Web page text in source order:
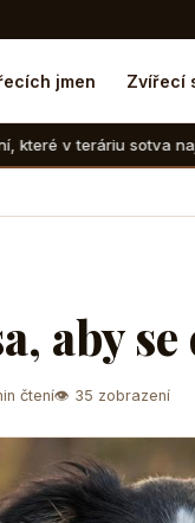
jmen Zvířecí
najdete
aby
čtení👁 35 zobrazení